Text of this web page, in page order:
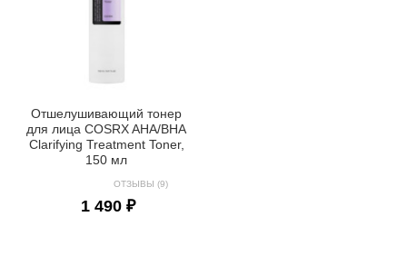
Отшелушивающий тонер
для лица COSRX AHA/BHA
Clarifying Treatment Toner,
150 мл
ОТЗЫВЫ (9)
1 490 ₽